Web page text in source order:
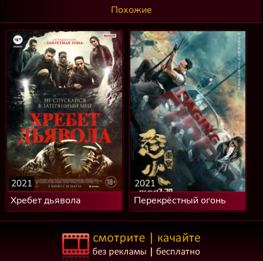
Похожие
Хребет дьявола
2021
Перекрёстный огонь
2021